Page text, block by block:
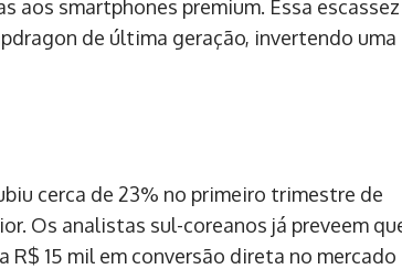
smartphones premium. Essa escassez
de última geração, invertendo uma
cerca de 23% no primeiro trimestre de
Os analistas sul-coreanos já preveem
15 mil em conversão direta no mercado